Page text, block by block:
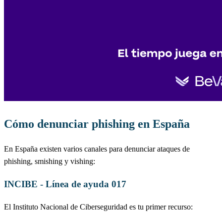
Cómo denunciar phishing en España
En España existen varios canales para denunciar ataques de
phishing, smishing y vishing:
INCIBE - Línea de ayuda 017
El Instituto Nacional de Ciberseguridad es tu primer recurso: